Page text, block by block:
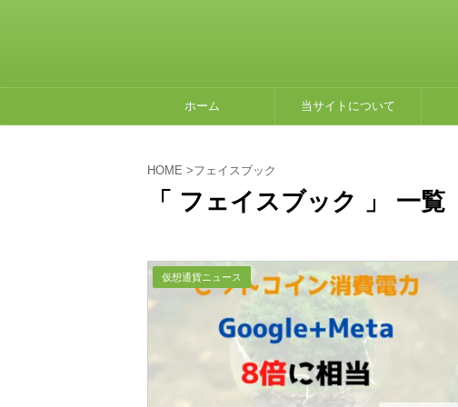
ホーム 当サイトについて
HOME >フェイスブック
「 フェイスブック 」 一覧
仮想通貨ニュース